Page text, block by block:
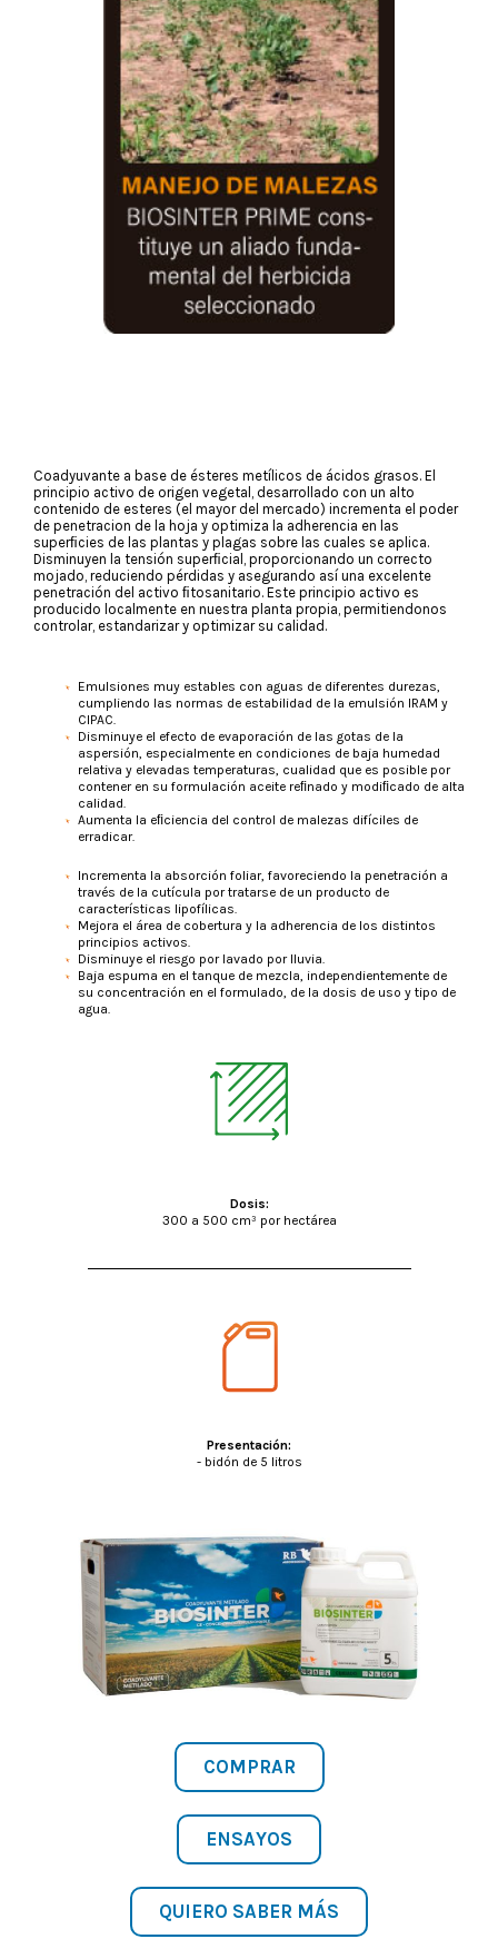
Coadyuvante a base de ésteres metílicos de ácidos grasos. El
principio activo de origen vegetal, desarrollado con un alto
contenido de esteres (el mayor del mercado) incrementa el poder
de penetracion de la hoja y optimiza la adherencia en las
superﬁcies de las plantas y plagas sobre las cuales se aplica.
Disminuyen la tensión superﬁcial, proporcionando un correcto
mojado, reduciendo pérdidas y asegurando así una excelente
penetración del activo ﬁtosanitario. Este principio activo es
producido localmente en nuestra planta propia, permitiendonos
controlar, estandarizar y optimizar su calidad.
Emulsiones muy estables con aguas de diferentes durezas,
cumpliendo las normas de estabilidad de la emulsión IRAM y
CIPAC.
Disminuye el efecto de evaporación de las gotas de la
aspersión, especialmente en condiciones de baja humedad
relativa y elevadas temperaturas, cualidad que es posible por
contener en su formulación aceite reﬁnado y modiﬁcado de alta
calidad.
Aumenta la eﬁciencia del control de malezas difíciles de
erradicar.
Incrementa la absorción foliar, favoreciendo la penetración a
través de la cutícula por tratarse de un producto de
características lipofílicas.
Mejora el área de cobertura y la adherencia de los distintos
principios activos.
Disminuye el riesgo por lavado por lluvia.
Baja espuma en el tanque de mezcla, independientemente de
su concentración en el formulado, de la dosis de uso y tipo de
agua.
Dosis:
300 a 500 cm³ por hectárea
Presentación:
- bidón de 5 litros
COMPRAR
ENSAYOS
QUIERO SABER MÁS